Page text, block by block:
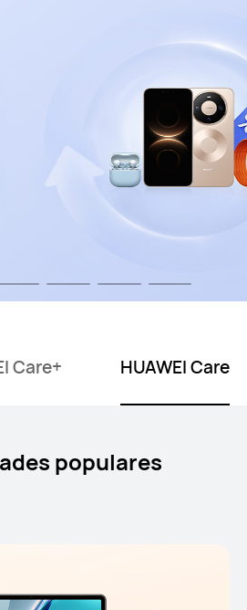
Care+ HUAWEI Care
populares